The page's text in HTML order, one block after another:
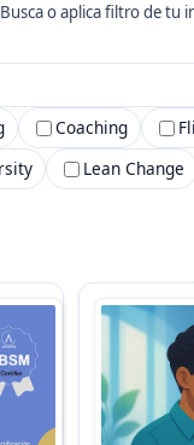
o aplica filtro de tu
Coaching
Lean Change